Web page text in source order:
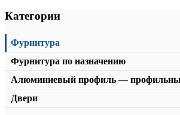
Категории
Фурнитура
Фурнитура по назначению
Алюминиевый профиль —
Двери